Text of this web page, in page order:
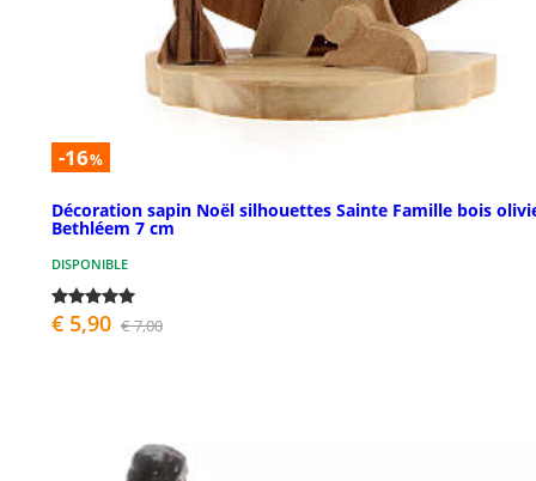
-16%
Décoration sapin Noël silhouettes Sainte Famille bois
Bethléem 7 cm
DISPONIBLE
€ 5,90 € 7,00